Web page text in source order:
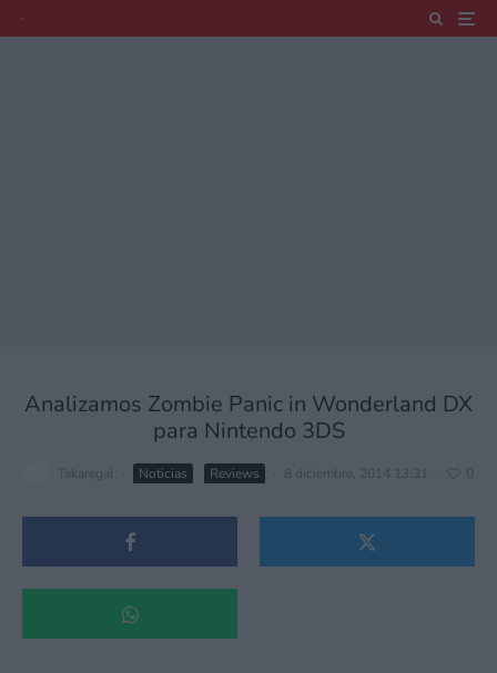
Analizamos Zombie Panic in Wonderland DX
para Nintendo 3DS
Takaregal Noticias Reviews 8 diciembre, 2014 13:31 0